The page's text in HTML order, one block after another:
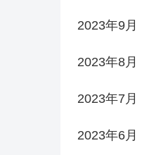
2023年9月
2023年8月
2023年7月
2023年6月